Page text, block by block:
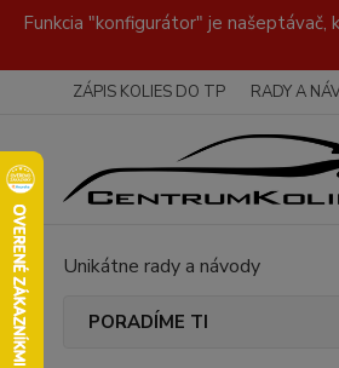
Funkcia "konfigurátor" je
ZÁPIS KOLIES DO TP RADY A
Unikátne rady a návody
PORADÍME TI